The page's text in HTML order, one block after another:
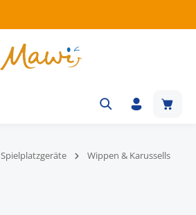
Spielplatzgeräte Wippen & Karussells